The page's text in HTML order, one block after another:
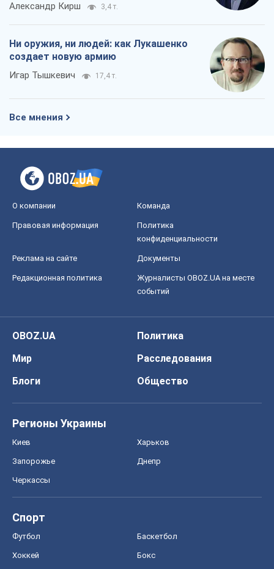
Александр Кирш 3,4 т.
Ни оружия, ни людей: как Лукашенко
создает новую армию
Игар Тышкевич 17,4 т.
Все мнения
О компании Команда
Правовая информация
Политика
конфиденциальности
Реклама на сайте Документы
Редакционная политика
Журналисты OBOZ.UA на месте
событий
OBOZ.UA
Политика
Мир
Расследования
Блоги
Общество
Регионы Украины
Киев Харьков
Запорожье Днепр
Черкассы
Спорт
Футбол Баскетбол
Хоккей Бокс